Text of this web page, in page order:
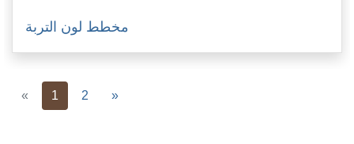
مخطط لون التربة
« Previous
1 2 »Next